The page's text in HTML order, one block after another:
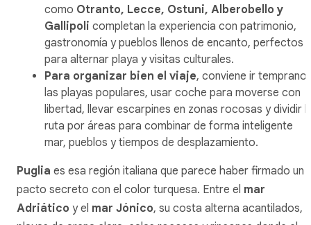
como Otranto, Lecce, Ostuni, Alberobello y
Gallipoli completan la experiencia con patrimonio,
gastronomía y pueblos llenos de encanto, perfectos
para alternar playa y visitas culturales.
Para organizar bien el viaje, conviene ir temprano
las playas populares, usar coche para moverse con
libertad, llevar escarpines en zonas rocosas y dividir
ruta por áreas para combinar de forma inteligente
mar, pueblos y tiempos de desplazamiento.
Puglia es esa región italiana que parece haber firmado un
pacto secreto con el color turquesa. Entre el mar
Adriático y el mar Jónico, su costa alterna acantilados,